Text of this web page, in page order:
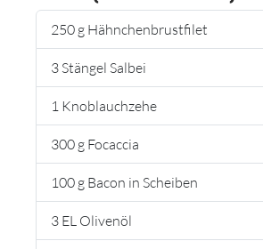
250 g Hähnchenbrustfilet
3 Stängel Salbei
1 Knoblauchzehe
300 g Focaccia
100 g Bacon in Scheiben
3 EL Olivenöl